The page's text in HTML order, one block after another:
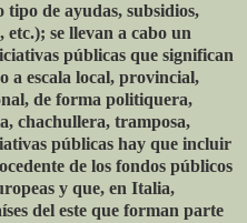
de ayudas, subsidios,
etc.); se llevan a cabo un
públicas que significan
a escala local, provincial,
de forma politiquera,
chachullera, tramposa,
públicas hay que incluir
de los fondos públicos
y que, en Italia,
del este que forman parte